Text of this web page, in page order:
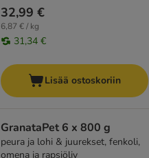
32,99 €
6,87 € / kg
31,34 €
Lisää ostoskoriin
GranataPet 6 x 800 g
peura ja lohi & juurekset, fenkoli,
omena ja rapsiöljy